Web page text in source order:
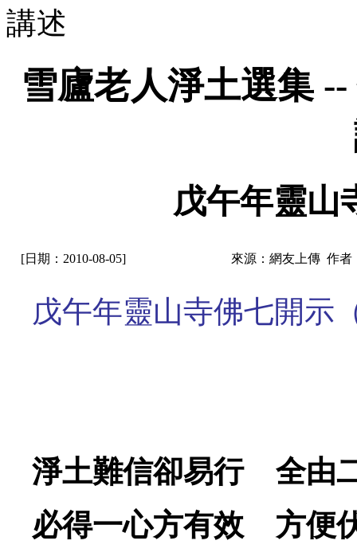
講述
雪廬老人淨土選集
戊午年靈山
[日期：2010-08-05] 來源：網友上傳 作者
戊午年靈山寺佛七開示
淨土難信卻易行 全由
必得一心方有效 方便